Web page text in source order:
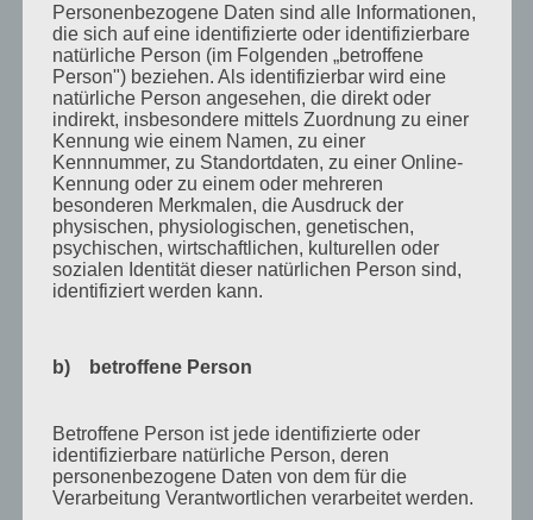
August 2012
Juli 2012
Juni 2012
April 2012
Februar 2012
November 2011
Oktober 2011
September 2011
Juli 2011
Mai 2011
April 2011
Personenbezogene Daten sind alle Informationen,
die sich auf eine identifizierte oder identifizierbare
natürliche Person (im Folgenden „betroffene
Person") beziehen. Als identifizierbar wird eine
natürliche Person angesehen, die direkt oder
indirekt, insbesondere mittels Zuordnung zu einer
Kennung wie einem Namen, zu einer
Kennnummer, zu Standortdaten, zu einer Online-
Kennung oder zu einem oder mehreren
besonderen Merkmalen, die Ausdruck der
physischen, physiologischen, genetischen,
psychischen, wirtschaftlichen, kulturellen oder
sozialen Identität dieser natürlichen Person sind,
identifiziert werden kann.
b) betroffene Person
Betroffene Person ist jede identifizierte oder
identifizierbare natürliche Person, deren
personenbezogene Daten von dem für die
Verarbeitung Verantwortlichen verarbeitet werden.